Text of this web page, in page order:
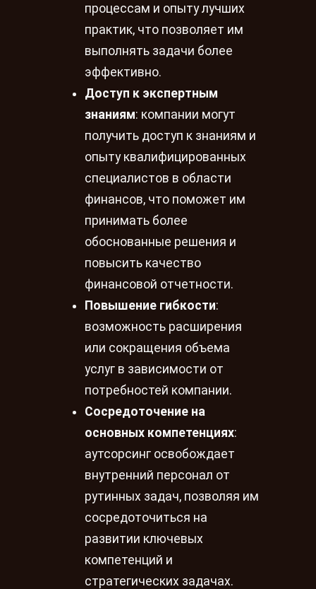
процессам и опыту лучших
практик, что позволяет им
выполнять задачи более
эффективно.
Доступ к экспертным
знаниям: компании могут
получить доступ к знаниям и
опыту квалифицированных
специалистов в области
финансов, что поможет им
принимать более
обоснованные решения и
повысить качество
финансовой отчетности.
Повышение гибкости:
возможность расширения
или сокращения объема
услуг в зависимости от
потребностей компании.
Сосредоточение на
основных компетенциях:
аутсорсинг освобождает
внутренний персонал от
рутинных задач, позволяя им
сосредоточиться на
развитии ключевых
компетенций и
стратегических задачах.